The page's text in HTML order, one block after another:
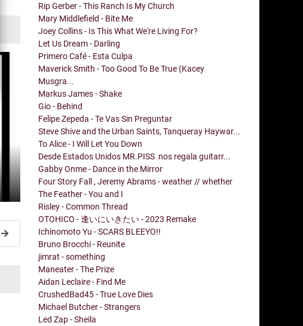
Rip Gerber - This Ranch Is My Church
Mary Middlefield - Bite Me
Joey Collins - Is This What We're Living For?
Let Us Dream - Darling
Primero Café - Esta Culpa
Maverick Smith - Too Good To Be True (Kacey
Musgra...
Markus James - Shake
Gio - Behind
Felipe Zepeda - Te Vas Sin Preguntar
Steve Shive and the Urban Saints, Tanqueray Haywar...
To Alice - I Will Let You Down
Desde Estados Unidos MR.PISS nos regala guitarr...
Gabby Onme - Dance in the Mirror
Four Story Fall , Jeremy Abrams - weather // whether
The Feather - You and I
Risley - Common Thread
OTOHICO - 逢いにいきたい - 2023 Remake
Ichinomoto Yu - SCARS BLEEYO!!
Bruno Brocchi - Reunite
jimrat - something
Maneater - The Prize
Aidan Leclaire - Find Me
CrushedBad45 - True Love Dies
Michael Butcher - Strangers
Led Zap - Sheila